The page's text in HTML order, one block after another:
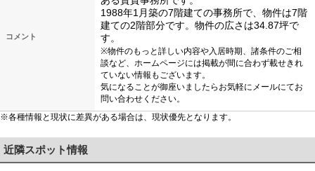
コメント
1988年1月築の7階建ての事務所で、物件は7階
建ての2階部分です。物件の広さは34.87坪で
す。
※物件のもっと詳しい内容や入居時期、諸条件のご相
談など、ホームページには掲載が間に合わず載せきれ
ていない情報もございます。
気になることが御座いましたらお気軽にメールにてお
問い合わせください。
※各種情報と現状に差異がある場合は、現状優先となります。
近隣スポット情報